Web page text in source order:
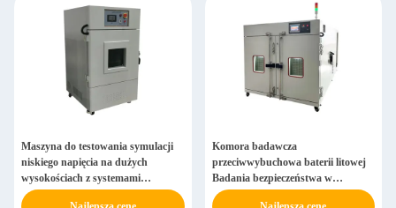
Maszyna do testowania symulacji
niskiego napięcia na dużych
wysokościach z systemami
precyzyjnego sterowania
Komora badawcza
przeciwwybuchowa baterii litowej
Badania bezpieczeństwa w
wysokich i niskich temperaturach